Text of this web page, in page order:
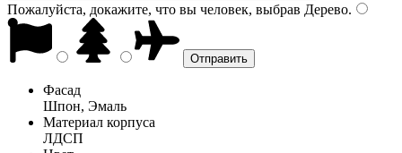
Пожалуйста, докажите, что вы человек, выбрав Дерево.
Фасад
Шпон, Эмаль
Материал корпуса
ЛДСП